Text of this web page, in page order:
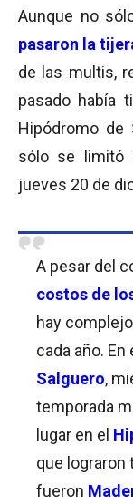
Aunque no
pasaron la
de las multis,
pasado había
Hipódromo de
sólo se limitó
jueves 20 de
A pesar del
costos de
hay
cada año. En
Salguero,
temporada
lugar en el
que lograron
fueron